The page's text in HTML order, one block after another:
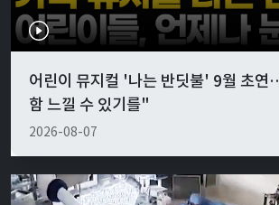
어린이 뮤지컬 '나는 반딧불' 9월 초
함 느낄 수 있기를"
2026-08-07